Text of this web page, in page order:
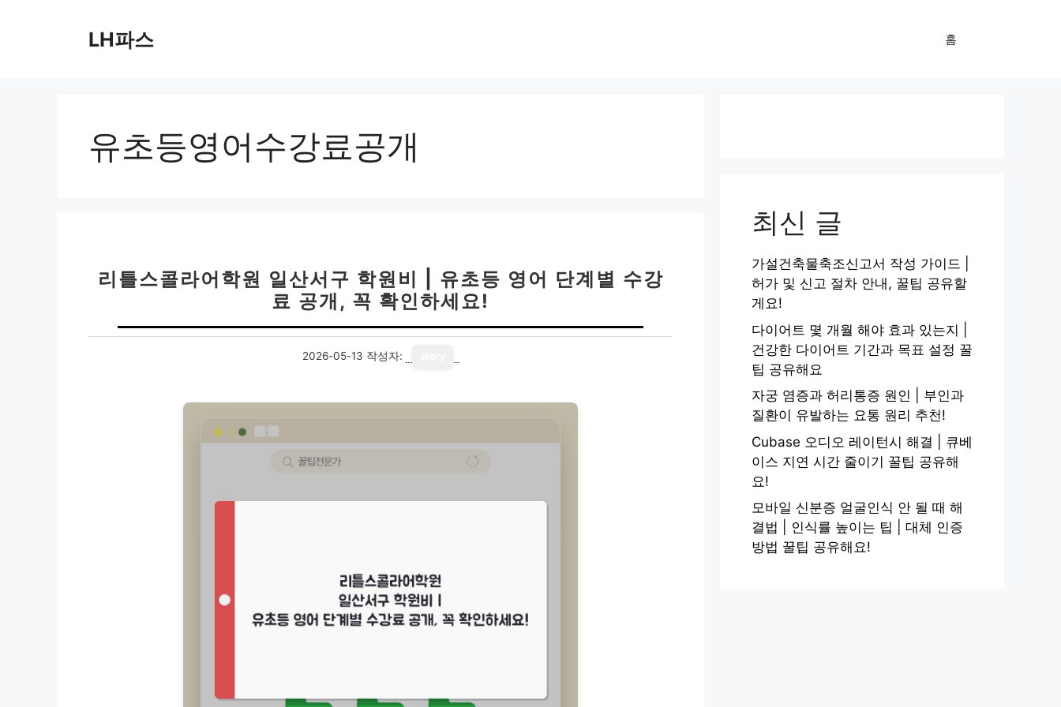
LH파스 홈
유초등영어수강료공개
리틀스콜라어학원 일산서구 학원비 | 유초등 영어 단계별 수강
료 공개, 꼭 확인하세요!
2026-05-13 작성자:
최신 글
가설건축물축조신고서 작성 가이드 |
허가 및 신고 절차 안내, 꿀팁 공유할
게요!
다이어트 몇 개월 해야 효과 있는지 |
건강한 다이어트 기간과 목표 설정 꿀
팁 공유해요
자궁 염증과 허리통증 원인 | 부인과
질환이 유발하는 요통 원리 추천!
Cubase 오디오 레이턴시 해결 | 큐베
이스 지연 시간 줄이기 꿀팁 공유해
요!
모바일 신분증 얼굴인식 안 될 때 해
결법 | 인식률 높이는 팁 | 대체 인증
방법 꿀팁 공유해요!